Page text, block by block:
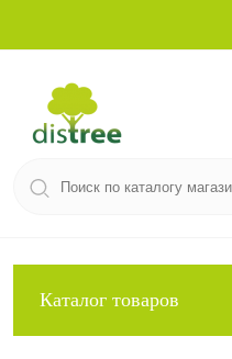
Каталог товаров